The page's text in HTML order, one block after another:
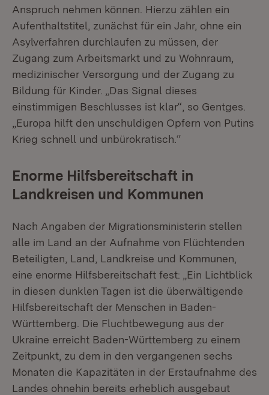
Anspruch nehmen können. Hierzu zählen ein
Aufenthaltstitel, zunächst für ein Jahr, ohne ein
Asylverfahren durchlaufen zu müssen, der
Zugang zum Arbeitsmarkt und zu Wohnraum,
medizinischer Versorgung und der Zugang zu
Bildung für Kinder. „Das Signal dieses
einstimmigen Beschlusses ist klar“, so Gentges.
„Europa hilft den unschuldigen Opfern von Putins
Krieg schnell und unbürokratisch.“
Enorme Hilfsbereitschaft in
Landkreisen und Kommunen
Nach Angaben der Migrationsministerin stellen
alle im Land an der Aufnahme von Flüchtenden
Beteiligten, Land, Landkreise und Kommunen,
eine enorme Hilfsbereitschaft fest: „Ein Lichtblick
in diesen dunklen Tagen ist die überwältigende
Hilfsbereitschaft der Menschen in Baden-
Württemberg. Die Fluchtbewegung aus der
Ukraine erreicht Baden-Württemberg zu einem
Zeitpunkt, zu dem in den vergangenen sechs
Monaten die Kapazitäten in der Erstaufnahme des
Landes ohnehin bereits erheblich ausgebaut